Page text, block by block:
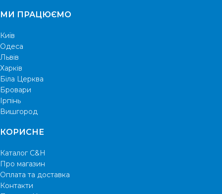
МИ ПРАЦЮЄМО
Київ
Одеса
Львів
Харків
Біла Церква
Бровари
Ірпінь
Вишгород
КОРИСНЕ
Каталог C&H
Про магазин
Оплата та доставка
Контакти